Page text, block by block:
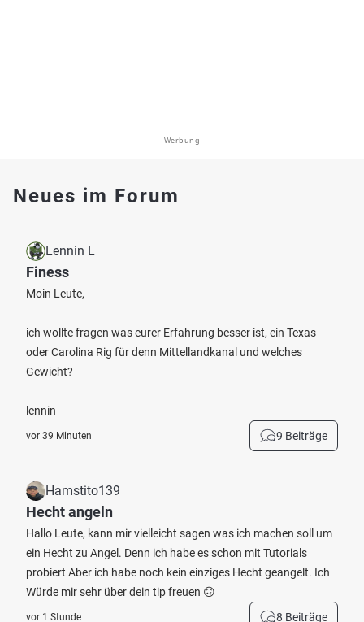
Werbung
Neues im Forum
Lennin L
Finess
Moin Leute,
ich wollte fragen was eurer Erfahrung besser ist, ein Texas
oder Carolina Rig für denn Mittellandkanal und welches
Gewicht?
lennin
vor 39 Minuten 9 Beiträge
Hamstito139
Hecht angeln
Hallo Leute, kann mir vielleicht sagen was ich machen soll um
ein Hecht zu Angel. Denn ich habe es schon mit Tutorials
probiert Aber ich habe noch kein einziges Hecht geangelt. Ich
Würde mir sehr über dein tip freuen 🙃
vor 1 Stunde 8 Beiträge